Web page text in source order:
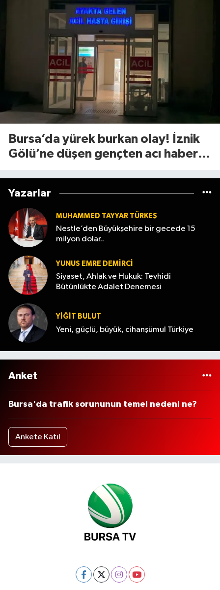
Bursa’da yürek burkan olay! İznik
Gölü’ne düşen gençten acı haber
Yazarlar
MUHAMMED TAYYAR TÜRKEŞ
Nestle’den Büyükşehire bir gecede 15
milyon dolar..
YUNUS EMRE DEMIRCI
Siyaset, Ahlak ve Hukuk: Tevhidî
Bütünlükte Adalet Denemesi
YİĞİT BULUT
Yeni, güçlü, büyük, cihanşümul Türkiye
Anket
Bursa'da trafik sorununun temel nedeni ne?
Ankete Katıl